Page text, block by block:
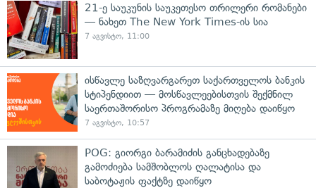
21-ე საუკუნის საუკეთესო თრილერი რომანები
— ნახეთ The New York Times-ის სია
7 აგვისტო, 11:00
ისწავლე საზღვარგარეთ საქართველოს ბანკის
სტიპენდიით — მოსწავლეებისთვის შექმნილ
საერთაშორისო პროგრამაზე მიღება დაიწყო
7 აგვისტო, 10:57
POG: გიორგი ბარამიძის განცხადებაზე
გამოძიება სამშობლოს ღალატისა და
საბოტაჟის ფაქტზე დაიწყო